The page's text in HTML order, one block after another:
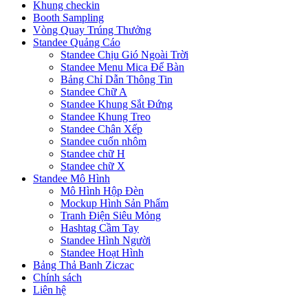
Khung checkin
Booth Sampling
Vòng Quay Trúng Thưởng
Standee Quảng Cáo
Standee Chịu Gió Ngoài Trời
Standee Menu Mica Để Bàn
Bảng Chỉ Dẫn Thông Tin
Standee Chữ A
Standee Khung Sắt Đứng
Standee Khung Treo
Standee Chân Xếp
Standee cuốn nhôm
Standee chữ H
Standee chữ X
Standee Mô Hình
Mô Hình Hộp Đèn
Mockup Hình Sản Phẩm
Tranh Điện Siêu Mỏng
Hashtag Cầm Tay
Standee Hình Người
Standee Hoạt Hình
Bảng Thả Banh Ziczac
Chính sách
Liên hệ